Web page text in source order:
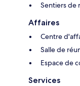
Sentiers de
Affaires
Centre
Salle de
Espace de
Services